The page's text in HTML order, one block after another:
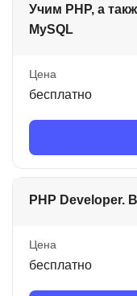
Учим PHP, а
MySQL
Цена
бесплатно
PHP Developer.
Цена
бесплатно